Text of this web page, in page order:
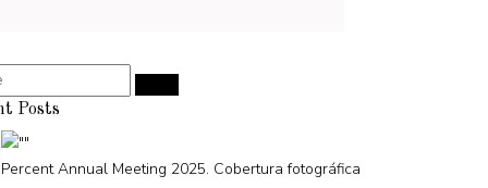
Posts
Percent Annual Meeting 2025. Cobertura fotográfica